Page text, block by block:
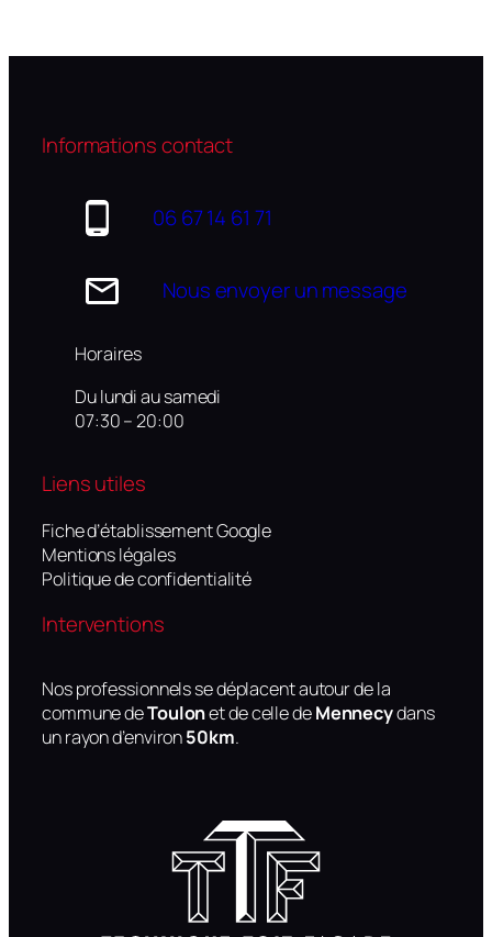
Informations contact
06 67 14 61 71
Nous envoyer un message
Horaires
Du lundi au samedi
07:30 – 20:00
Liens utiles
Fiche d’établissement Google
Mentions légales
Politique de confidentialité
Interventions
Nos professionnels se déplacent autour de la
commune deToulonet de celle deMennecydans
un rayon d’environ50km.